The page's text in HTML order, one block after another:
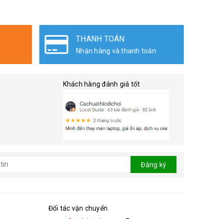
THANH TOÁN
Nhận hàng và thanh toán
Khách hàng đánh giá tốt
Đăng ký
Đối tác vận chuyển